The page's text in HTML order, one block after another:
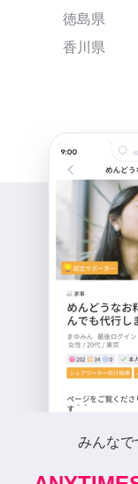
徳島県
香川県
みんなで